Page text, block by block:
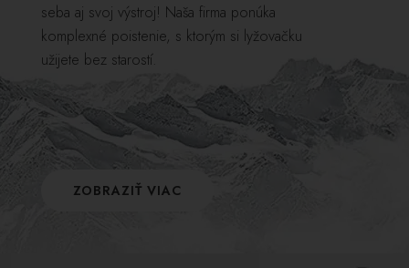
seba aj svoj výstroj! Naša firma ponúka
komplexné poistenie, s ktorým si lyžovačku
užijete bez starostí.
ZOBRAZIŤ VIAC